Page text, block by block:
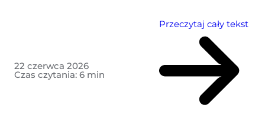
22 czerwca 2026
Czas czytania: 6 min
Przeczytaj cały tekst